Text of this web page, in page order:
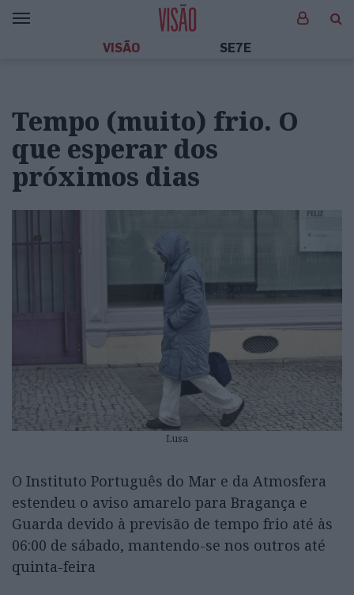
VISÃO SE7E
Tempo (muito) frio. O
que esperar dos
próximos dias
Lusa
O Instituto Português do Mar e da Atmosfera
estendeu o aviso amarelo para Bragança e
Guarda devido à previsão de tempo frio até às
06:00 de sábado, mantendo-se nos outros até
quinta-feira